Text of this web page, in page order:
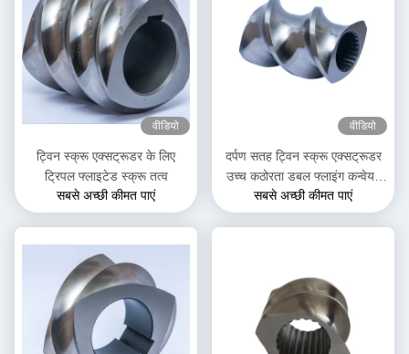
वीडियो
ट्विन स्क्रू एक्सट्रूडर के लिए
ट्रिपल फ्लाइटेड स्क्रू तत्व
सबसे अच्छी कीमत पाएं
वीडियो
दर्पण सतह ट्विन स्क्रू एक्सट्रूडर
उच्च कठोरता डबल फ्लाइंग कन्वेयर
स्क्रू तत्व
सबसे अच्छी कीमत पाएं